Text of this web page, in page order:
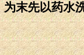
为末先以药水